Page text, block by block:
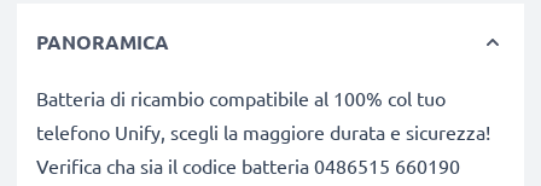
PANORAMICA
Batteria di ricambio compatibile al 100% col tuo
telefono Unify, scegli la maggiore durata e sicurezza!
Verifica cha sia il codice batteria 0486515 660190